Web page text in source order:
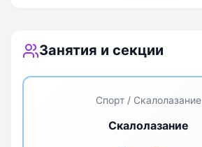
Занятия и секции
Спорт / Скалолазание
Скалолазание